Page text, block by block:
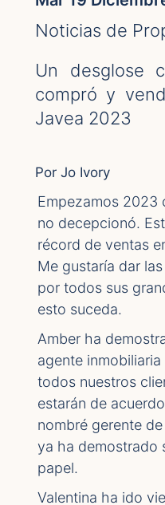
Noticias de
Un desglose
compró y
Javea 2023
Por Jo Ivory
Empezamos 2023
no decepcionó.
récord de ventas
Me gustaría dar
por todos sus
esto suceda.
Amber ha
agente
todos nuestros
estarán de
nombré gerente
ya ha demostrado
papel.
Valentina ha ido